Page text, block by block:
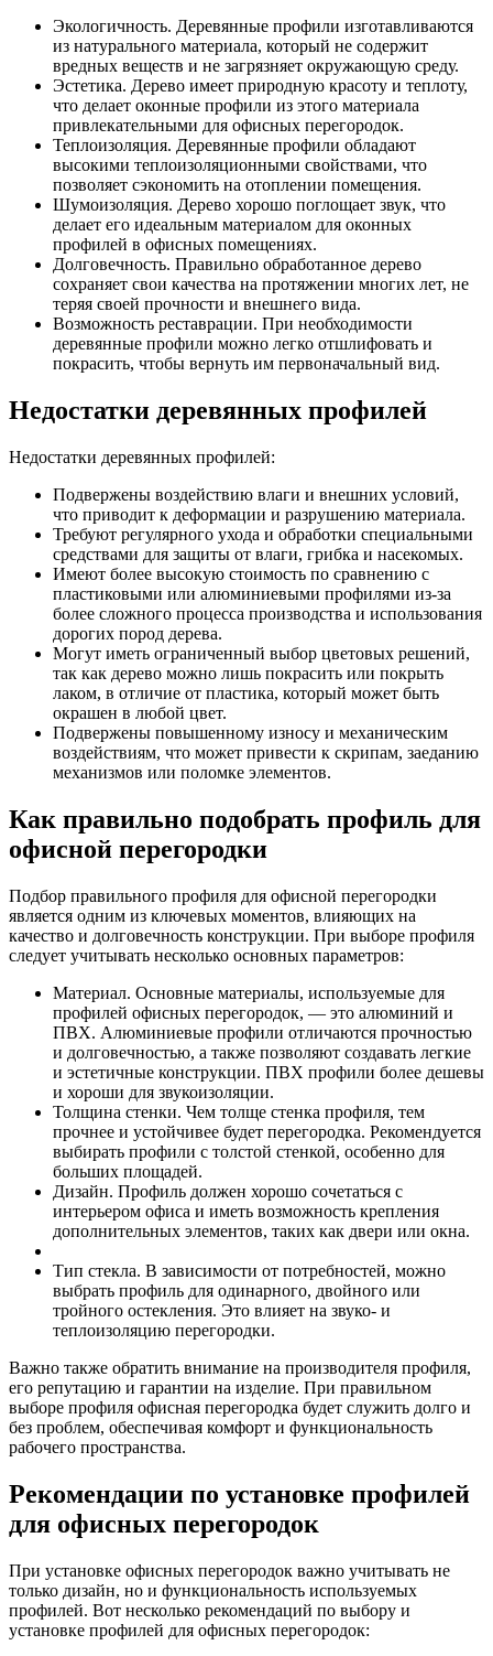
Экологичность. Деревянные профили изготавливаются
из натурального материала, который не содержит
вредных веществ и не загрязняет окружающую среду.
Эстетика. Дерево имеет природную красоту и теплоту,
что делает оконные профили из этого материала
привлекательными для офисных перегородок.
Теплоизоляция. Деревянные профили обладают
высокими теплоизоляционными свойствами, что
позволяет сэкономить на отоплении помещения.
Шумоизоляция. Дерево хорошо поглощает звук, что
делает его идеальным материалом для оконных
профилей в офисных помещениях.
Долговечность. Правильно обработанное дерево
сохраняет свои качества на протяжении многих лет, не
теряя своей прочности и внешнего вида.
Возможность реставрации. При необходимости
деревянные профили можно легко отшлифовать и
покрасить, чтобы вернуть им первоначальный вид.
Недостатки деревянных профилей
Недостатки деревянных профилей:
Подвержены воздействию влаги и внешних условий,
что приводит к деформации и разрушению материала.
Требуют регулярного ухода и обработки специальными
средствами для защиты от влаги, грибка и насекомых.
Имеют более высокую стоимость по сравнению с
пластиковыми или алюминиевыми профилями из-за
более сложного процесса производства и использования
дорогих пород дерева.
Могут иметь ограниченный выбор цветовых решений,
так как дерево можно лишь покрасить или покрыть
лаком, в отличие от пластика, который может быть
окрашен в любой цвет.
Подвержены повышенному износу и механическим
воздействиям, что может привести к скрипам, заеданию
механизмов или поломке элементов.
Как правильно подобрать профиль для
офисной перегородки
Подбор правильного профиля для офисной перегородки
является одним из ключевых моментов, влияющих на
качество и долговечность конструкции. При выборе профиля
следует учитывать несколько основных параметров:
Материал. Основные материалы, используемые для
профилей офисных перегородок, — это алюминий и
ПВХ. Алюминиевые профили отличаются прочностью
и долговечностью, а также позволяют создавать легкие
и эстетичные конструкции. ПВХ профили более дешевы
и хороши для звукоизоляции.
Толщина стенки. Чем толще стенка профиля, тем
прочнее и устойчивее будет перегородка. Рекомендуется
выбирать профили с толстой стенкой, особенно для
больших площадей.
Дизайн. Профиль должен хорошо сочетаться с
интерьером офиса и иметь возможность крепления
дополнительных элементов, таких как двери или окна.
Тип стекла. В зависимости от потребностей, можно
выбрать профиль для одинарного, двойного или
тройного остекления. Это влияет на звуко- и
теплоизоляцию перегородки.
Важно также обратить внимание на производителя профиля,
его репутацию и гарантии на изделие. При правильном
выборе профиля офисная перегородка будет служить долго и
без проблем, обеспечивая комфорт и функциональность
рабочего пространства.
Рекомендации по установке профилей
для офисных перегородок
При установке офисных перегородок важно учитывать не
только дизайн, но и функциональность используемых
профилей. Вот несколько рекомендаций по выбору и
установке профилей для офисных перегородок: